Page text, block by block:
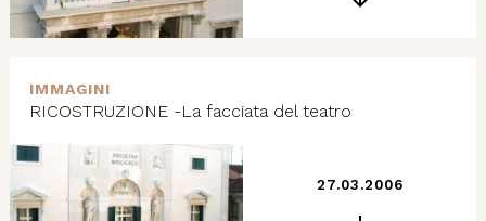
IMMAGINI
RICOSTRUZIONE -La facciata del teatro
27.03.2006